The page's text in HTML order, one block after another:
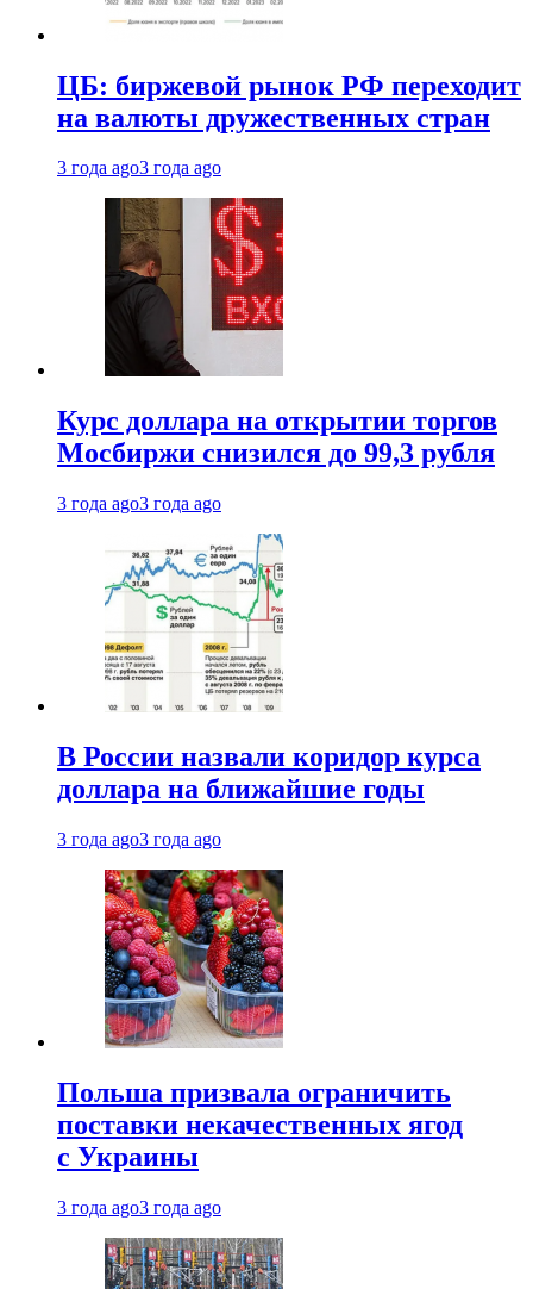
ЦБ: биржевой рынок РФ переходит
на валюты дружественных стран
3 года ago3 года ago
Курс доллара на открытии торгов
Мосбиржи снизился до 99,3 рубля
3 года ago3 года ago
В России назвали коридор курса
доллара на ближайшие годы
3 года ago3 года ago
Польша призвала ограничить
поставки некачественных ягод
с Украины
3 года ago3 года ago